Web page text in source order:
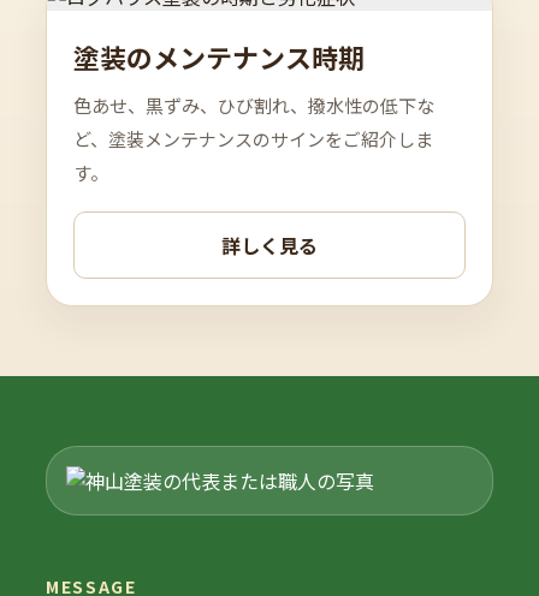
塗装のメンテナンス時期
色あせ、黒ずみ、ひび割れ、撥水性の低下な
ど、塗装メンテナンスのサインをご紹介しま
す。
詳しく見る
MESSAGE